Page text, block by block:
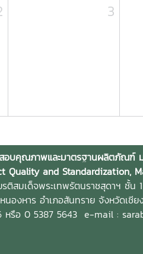
3
อบคุณภาพและมาตรฐานผลิตภัณฑ์
Quality and Standardization,
รติสมเด็จพระเทพรัตนราชสุดาฯ ชั้น
นองหาร อำเภอสันทราย จังหวัดเชี
หรือ 0 5387 5643 e-mail :